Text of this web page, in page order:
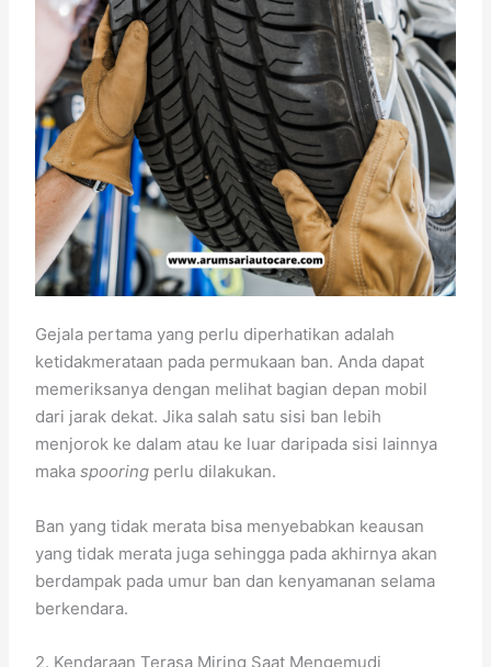
Gejala pertama yang perlu diperhatikan adalah
ketidakmerataan pada permukaan ban. Anda dapat
memeriksanya dengan melihat bagian depan mobil
dari jarak dekat. Jika salah satu sisi ban lebih
menjorok ke dalam atau ke luar daripada sisi lainnya
makaspooring perlu dilakukan.
Ban yang tidak merata bisa menyebabkan keausan
yang tidak merata juga sehingga pada akhirnya akan
berdampak pada umur ban dan kenyamanan selama
berkendara.
2. Kendaraan Terasa Miring Saat Mengemudi